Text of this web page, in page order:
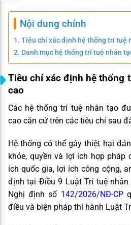
Nội dung chính
Tiêu chí xác định hệ thống trí tuệ
Danh mục hệ thống trí tuệ nhân
Tiêu chí xác định hệ thống
cao
Các hệ thống trí tuệ nhân tạo
cao căn cứ trên các tiêu chí sau
Hệ thống có thể gây thiệt hại
khỏe, quyền và lợi ích hợp pháp
ích quốc gia, lợi ích công cộng,
định tại Điều 9 Luật Trí tuệ
Nghị định số 142/2026/NĐ-CP
điều và biện pháp thi hành Luật